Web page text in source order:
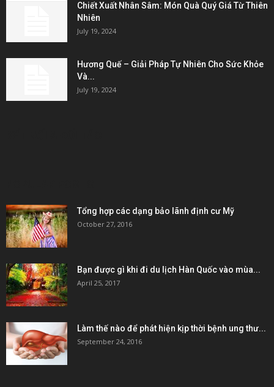
Chiết Xuất Nhân Sâm: Món Quà Quý Giá Từ Thiên
Nhiên
July 19, 2024
Hương Quế – Giải Pháp Tự Nhiên Cho Sức Khỏe
Và...
July 19, 2024
Tổng hợp các dạng bảo lãnh định cư Mỹ
October 27, 2016
Bạn được gì khi đi du lịch Hàn Quốc vào mùa...
April 25, 2017
Làm thế nào để phát hiện kịp thời bệnh ung thư...
September 24, 2016